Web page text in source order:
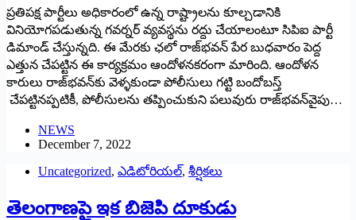
ప్రతిపక్ష పార్టీలు అధికారంలో ఉన్న రాష్ట్రాలను కూల్చడానికి
వినియోగపడుతున్న గవర్నర్‌ ‌వ్యవస్థను రద్దు చేయాలంటూ సిపిఐ పార్టీ
డిమాండ్‌ ‌చేస్తున్నది. ఈ మేరకు ఛలో రాజ్‌భవన్‌ ‌పేర బుధవారం పెద్ద
ఎత్తున చేపట్టిన ఈ కార్యక్రమం ఆందోళనకరంగా మారింది. ఆందోళన
కారులు రాజ్‌భవన్‌కు వెళ్ళకుండా పోలీసులు గట్టి బందోబస్త్
‌చేపట్టినప్పటికీ, పోలీసులను తప్పించుకుని పలువురు రాజ్‌భవన్‌వైపు…
NEWS
December 7, 2022
Uncategorized, ఎడిటోరియల్, శీర్షికలు
‌తెలంగాణపై ఇక బిజెపి దూకుడు